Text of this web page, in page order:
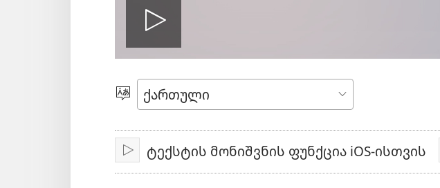
ჩართეთ
ვიდეო
ენის
არჩევა
ჩართვა
ტექსტის მონიშვნის ფუნქცია iOS-ისთვის